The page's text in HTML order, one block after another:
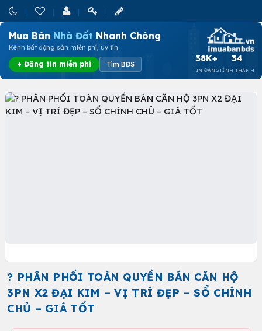
Mua Bán Nhà Đất Nhanh Chóng
Kênh bất động sản miễn phí, uy tín
+ Đăng tin miễn phí Tìm BĐS
38K+
TIN ĐĂNG
34
TỈNH THÀNH
? PHÂN PHỐI TOÀN QUYỀN BÁN CĂN HỘ
3PN X2 ĐẠI KIM – VỊ TRÍ ĐẸP – SỔ CHÍNH
CHỦ – GIÁ TỐT